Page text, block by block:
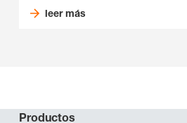
leer más
Productos